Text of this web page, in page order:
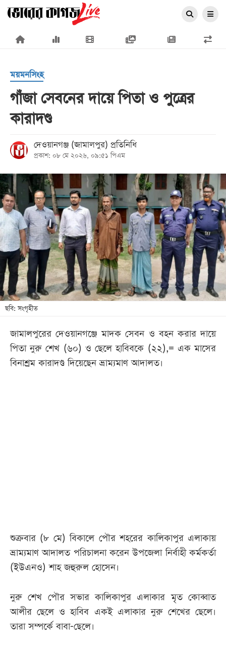
×
প্রচ্ছদ
জাতীয়
রাজনীতি
অর্থনীতি
আন্তর্জাতিক
সারাদেশ
খেলা
বিনোদন
লাইফ
স্টাইল
শিক্ষা
সব
বিভাগ
পেপার
ময়মনসিংহ
গাঁজা সেবনের দায়ে পিতা ও পুত্রের
কারাদণ্ড
দেওয়ানগঞ্জ (জামালপুর) প্রতিনিধি
প্রকাশ: ০৮ মে ২০২৬, ০৯:৫১ পিএম
ছবি: সংগৃহীত
জামালপুরের দেওয়ানগঞ্জে মাদক সেবন ও বহন করার দায়ে
পিতা নুরু শেখ (৬০) ও ছেলে হাবিবকে (২২),= এক মাসের
বিনাশ্রম কারাদণ্ড দিয়েছেন ভ্রাম্যমাণ আদালত।
শুক্রবার (৮ মে) বিকালে পৌর শহরের কালিকাপুর এলাকায়
ভ্রাম্যমাণ আদালত পরিচালনা করেন উপজেলা নির্বাহী কর্মকর্তা
(ইউএনও) শাহ জহুরুল হোসেন।
নুরু শেখ পৌর সভার কালিকাপুর এলাকার মৃত কোব্বাত
আলীর ছেলে ও হাবিব একই এলাকার নুরু শেখের ছেলে।
তারা সম্পর্কে বাবা-ছেলে।